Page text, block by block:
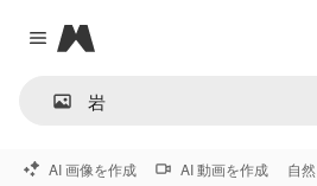
Close menu
Magnific
AI 画像を作成 AI 動画を作成 自然